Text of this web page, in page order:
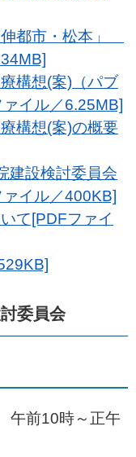
伸都市・松本」
構想(案)（パブ
イル／6.25MB]
構想(案)の概要
建設検討委員会
イル／400KB]
て[PDFファイ
委員会
前10時～正午